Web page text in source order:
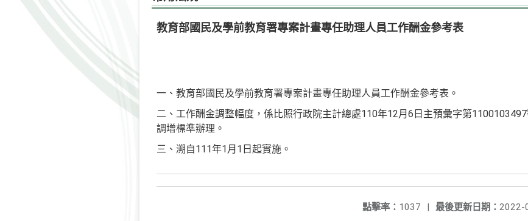
教育部國民及學前教育署專案計畫專任助理人員工作酬金參考表
一、教育部國民及學前教育署專案計畫專任助理人員工作酬金參考表。
二、工作酬金調整幅度，係比照行政院主計總處110年12月6日主預彙字第
調增標準辦理。
三、溯自111年1月1日起實施。
最後更新日期： 2022-
點擊率： 1037 |